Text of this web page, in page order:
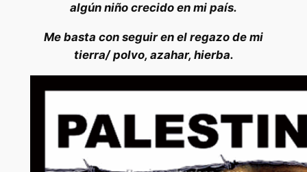
algún niño crecido en mi país.
Me basta con seguir en el regazo de mi
tierra/ polvo, azahar, hierba.